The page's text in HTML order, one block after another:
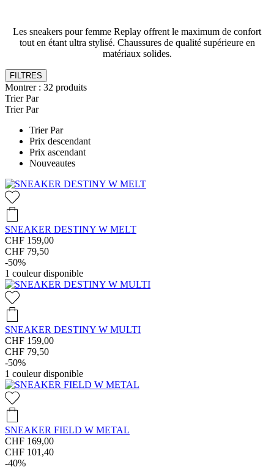
Les sneakers pour femme Replay offrent le maximum de confort
tout en étant ultra stylisé. Chaussures de qualité supérieure en
matériaux solides.
FILTRES
Montrer : 32 produits
Trier Par
Trier Par
Trier Par
Prix descendant
Prix ascendant
Nouveautes
SNEAKER DESTINY W MELT
CHF 159,00
CHF 79,50
-50%
1 couleur disponible
SNEAKER DESTINY W MULTI
CHF 159,00
CHF 79,50
-50%
1 couleur disponible
SNEAKER FIELD W METAL
CHF 169,00
CHF 101,40
-40%